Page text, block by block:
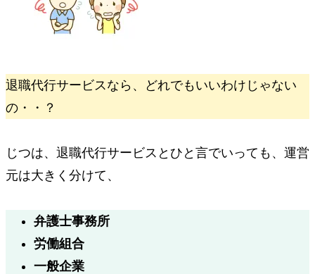
退職代行サービスなら、どれでもいいわけじゃない
の・・？
じつは、退職代行サービスとひと言でいっても、運営
元は大きく分けて、
弁護士事務所
労働組合
一般企業